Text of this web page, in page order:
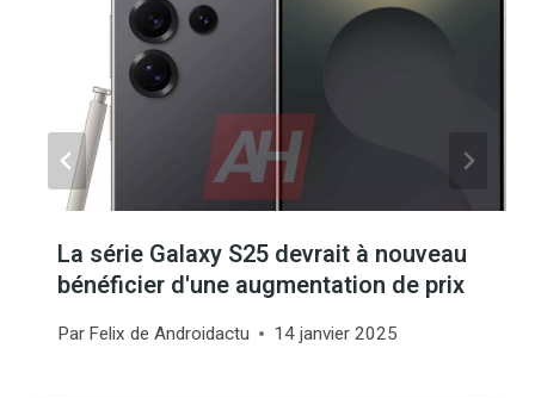
La série Galaxy S25 devrait à nouveau
bénéficier d'une augmentation de prix
Par Felix de Androidactu 14 janvier 2025